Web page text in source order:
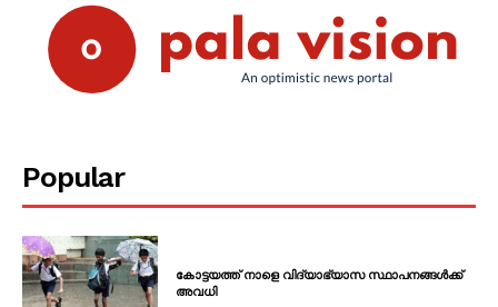
Popular
കോട്ടയത്ത് നാളെ വിദ്യാഭ്യാസ സ്ഥാപനങ്ങൾക്ക്
അവധി